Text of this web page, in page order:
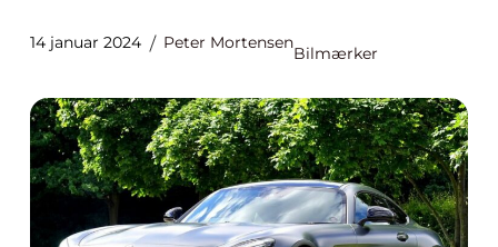
14 januar 2024 Peter Mortensen
Bilmærker